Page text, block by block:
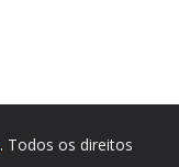
. Todos os direitos